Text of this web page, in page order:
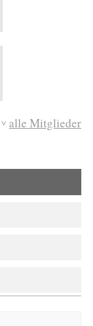
alle Mitglieder